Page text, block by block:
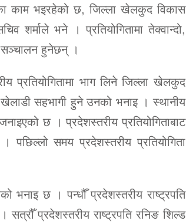
काम भइरहेको छ, जिल्ला खेलकुद विकास
शर्माले भने । प्रतियोगितामा तेक्वान्दो,
हुनेछन् ।
प्रतियोगितामा भाग लिने जिल्ला खेलकुद
खेलाडी सहभागी हुने उनको भनाइ । स्थानीय
छ । प्रदेशस्तरीय प्रतियोगिताबाट
पछिल्लो समय प्रदेशस्तरीय प्रतियोगिता
भनाइ छ । पन्धौँ प्रदेशस्तरीय राष्ट्रपति
सत्रौँ प्रदेशस्तरीय राष्ट्रपति रनिङ शिल्ड